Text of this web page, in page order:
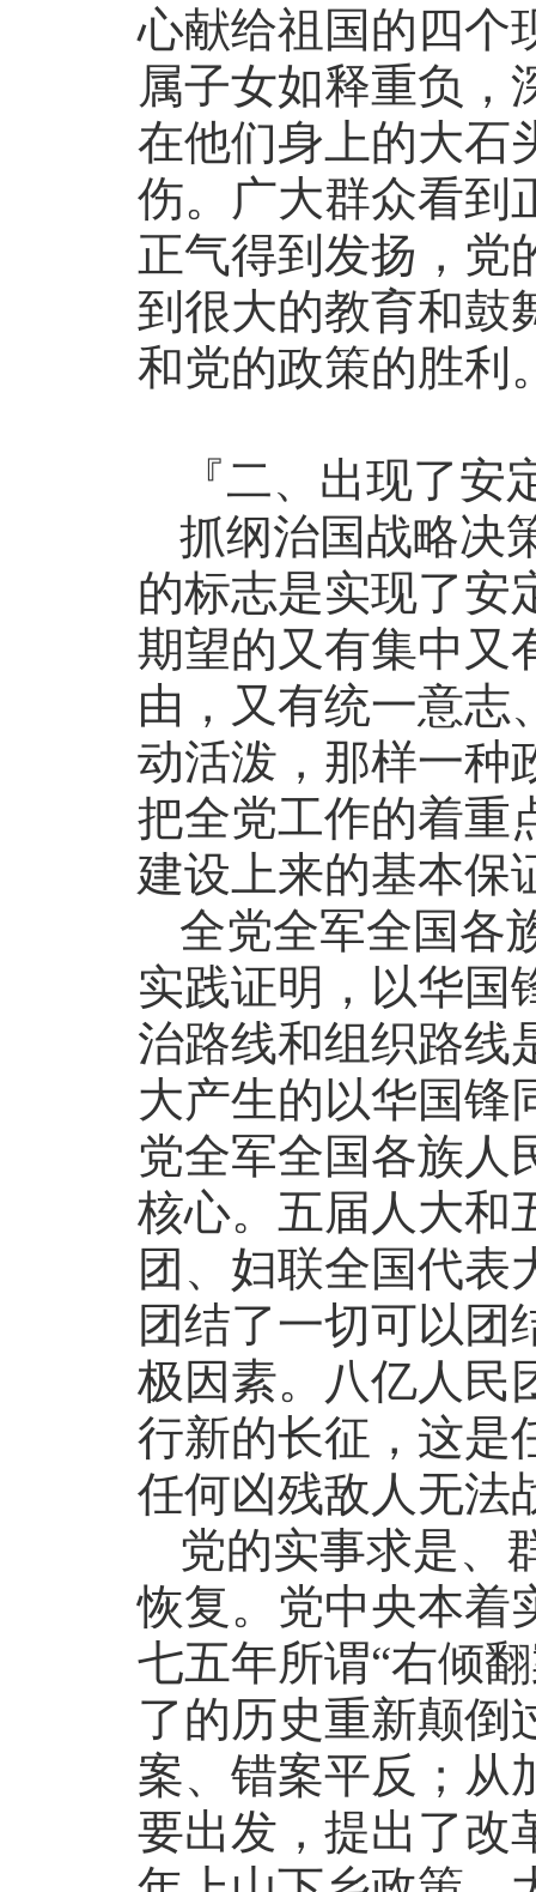
心献给祖国的四个
属子女如释重负，
在他们身上的大石
伤。广大群众看到
正气得到发扬，党
到很大的教育和鼓
和党的政策的胜利
『二、出现了
抓纲治国战略决
的标志是实现了安
期望的又有集中又
由，又有统一意志
动活泼，那样一种
把全党工作的着重
建设上来的基本保
全党全军全国各
实践证明，以华国
治路线和组织路线
大产生的以华国锋
党全军全国各族人
核心。五届人大和
团、妇联全国代表
团结了一切可以团
极因素。八亿人民
行新的长征，这是
任何凶残敌人无法
党的实事求是、
恢复。党中央本着
七五年所谓“右倾
了的历史重新颠倒
案、错案平反；从
要出发，提出了改